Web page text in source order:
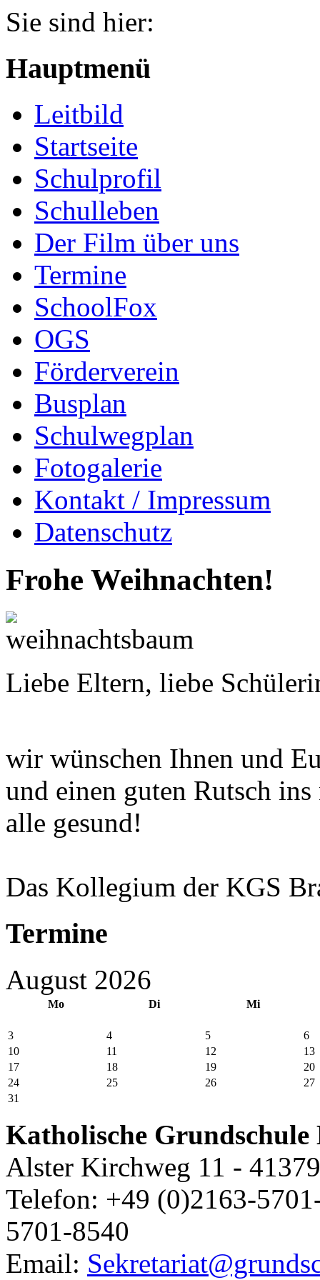
Sie sind hier:
Hauptmenü
Leitbild
Startseite
Schulprofil
Schulleben
Der Film über uns
Termine
SchoolFox
OGS
Förderverein
Busplan
Schulwegplan
Fotogalerie
Kontakt / Impressum
Datenschutz
Frohe Weihnachten!
Liebe Eltern, liebe
wir wünschen Ihnen und
und einen guten Rutsch
alle gesund!
Das Kollegium der KGS
Termine
Jahr
Monat
Jahr
Monat
August 2026
Mo Di Mi
3 4 5
6
10
11 12
13
17
18 19
20
24
25 26
27
31
Katholische Grundschule
Alster Kirchweg 11 -
Telefon: +49 (0)2163-
5701-8540
Email: